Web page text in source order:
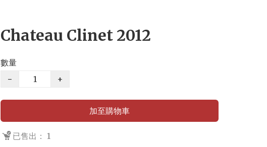
Chateau Clinet 2012
數量
−
+
加至購物車
已售出： 1